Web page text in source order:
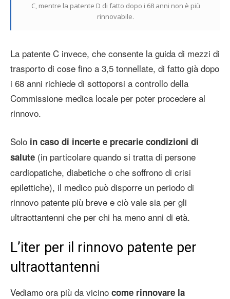
C, mentre la patente D di fatto dopo i 68 anni non è più
rinnovabile.
La patente C invece, che consente la guida di mezzi di
trasporto di cose fino a 3,5 tonnellate, di fatto già dopo
i 68 anni richiede di sottoporsi a controllo della
Commissione medica locale per poter procedere al
rinnovo.
Solo in caso di incerte e precarie condizioni di
salute (in particolare quando si tratta di persone
cardiopatiche, diabetiche o che soffrono di crisi
epilettiche), il medico può disporre un periodo di
rinnovo patente più breve e ciò vale sia per gli
ultraottantenni che per chi ha meno anni di età.
L’iter per il rinnovo patente per
ultraottantenni
Vediamo ora più da vicino come rinnovare la